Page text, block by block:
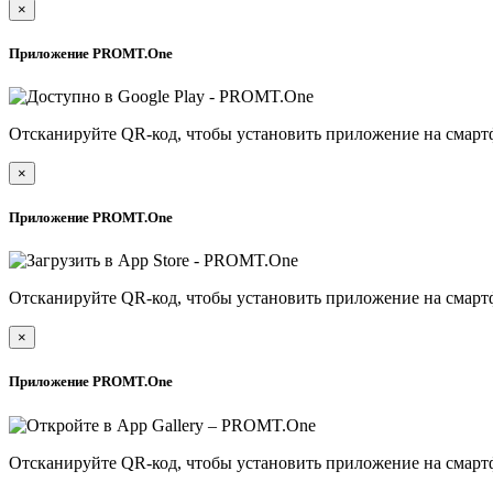
×
Приложение PROMT.One
Отсканируйте QR-код, чтобы установить приложение на
×
Приложение PROMT.One
Отсканируйте QR-код, чтобы установить приложение на
×
Приложение PROMT.One
Отсканируйте QR-код, чтобы установить приложение на